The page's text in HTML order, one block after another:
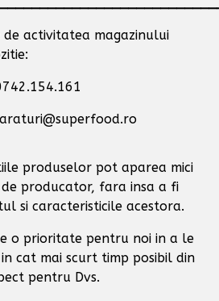
activitatea magazinului
produselor pot aparea mici
producator, fara insa a fi
si caracteristicile acestora.
o prioritate pentru noi in a le
cat mai scurt timp posibil din
pentru Dvs.